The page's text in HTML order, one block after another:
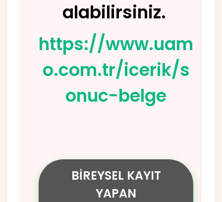
alabilirsiniz.
https://www.uam
o.com.tr/icerik/s
onuc-belge
BİREYSEL KAYIT
YAPAN